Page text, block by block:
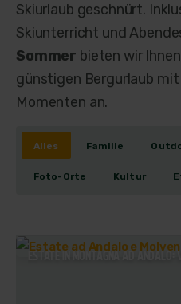
Skiurlaub geschnürt.
Skiunterricht und
Sommer bieten wir
günstigen Bergurlaub
Momenten an.
Alles Familie
Foto-Orte Kultur